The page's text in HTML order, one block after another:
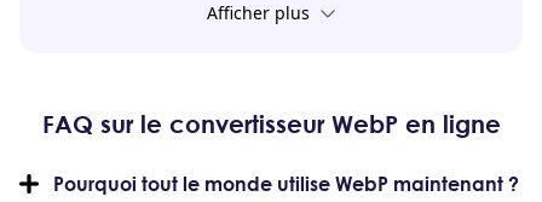
Afficher plus
FAQ sur le convertisseur WebP en ligne
Pourquoi tout le monde utilise WebP maintenant ?